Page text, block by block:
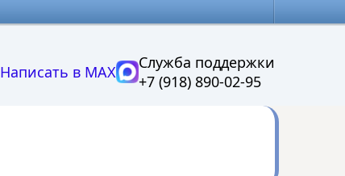
Написать в MAX
Служба поддержки
+7 (918) 890-02-95